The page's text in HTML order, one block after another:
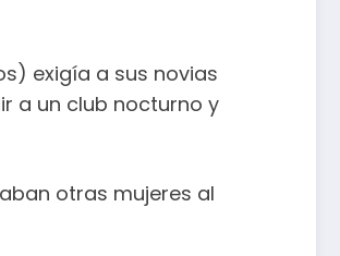
exigía a sus novias
a un club nocturno y
otras mujeres al